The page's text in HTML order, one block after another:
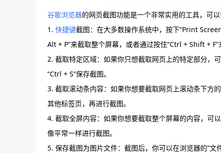
谷歌浏览器的网页截图功能是一个非常实用的工具，可
1. 快捷键截图：在大多数操作系统中，按下“Print
Alt + P”来截取整个屏幕，或者通过按住“Ctrl + Shift +
2. 截取特定区域：如果你只想截取网页上的特定部分，
“Ctrl + S”保存截图。
3. 截取滚动条内容：如果你想要截取网页上滚动条下方
其他标签页，再进行截图。
4. 截取全屏内容：如果你想要截取整个屏幕的内容，可
像平常一样进行截图。
5. 保存截图为图片文件：截图后，你可以在浏览器的“文